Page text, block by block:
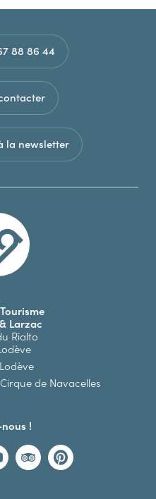
88 86 44
la newsletter
Larzac
Rialto
de Navacelles
!